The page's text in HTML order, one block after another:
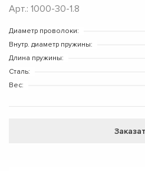
Арт.: 1000-30-1.8
Диаметр проволоки:
Внутр. диаметр пружины:
Длина пружины:
Сталь:
Вес: